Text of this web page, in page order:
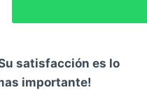
satisfacción es lo
importante!